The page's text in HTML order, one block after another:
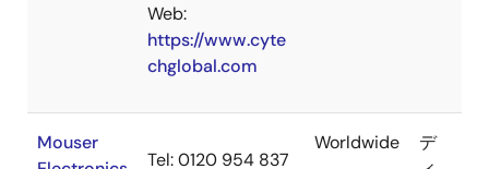
Web:
https://www.cyte
chglobal.com
Mouser
Tel: 0120 954 837
Worldwide
デ